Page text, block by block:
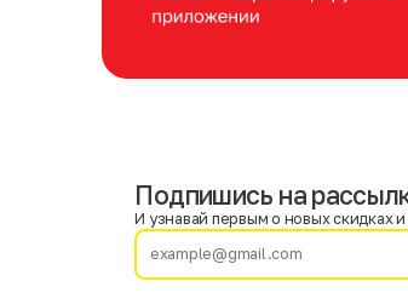
Фамилия
Подпишись на
И узнавай первым о новых скидках и